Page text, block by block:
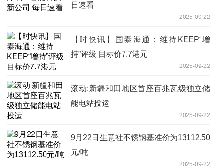
日速看
2025-09-22
【时快讯】国泰海通：维持KEEP“增
持”评级 目标价7.7港元
2025-09-22
滚动:新疆和田地区首座百兆瓦级独立储
能电站投运
2025-09-22
9月22日生意社不锈钢基准价为13112.50
元/吨
2025-09-22